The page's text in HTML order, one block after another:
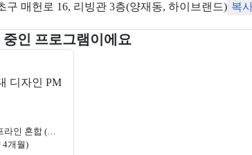
구 매헌로 16, 리빙관 3층(양재동, 하이브랜드) 복
인 프로그램이에요
디자인 PM
인 혼합 (서울)
4개월)